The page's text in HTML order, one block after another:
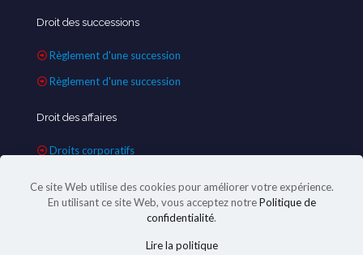
Droit des successions
Règlement d'une succession
Règlement d'une succession
Droit des affaires
Droits corporatifs
Ce site Web utilise des cookies pour améliorer votre expérience.
En utilisant ce site Web, vous acceptez notrePolitique de
confidentialité.
Lire la politique